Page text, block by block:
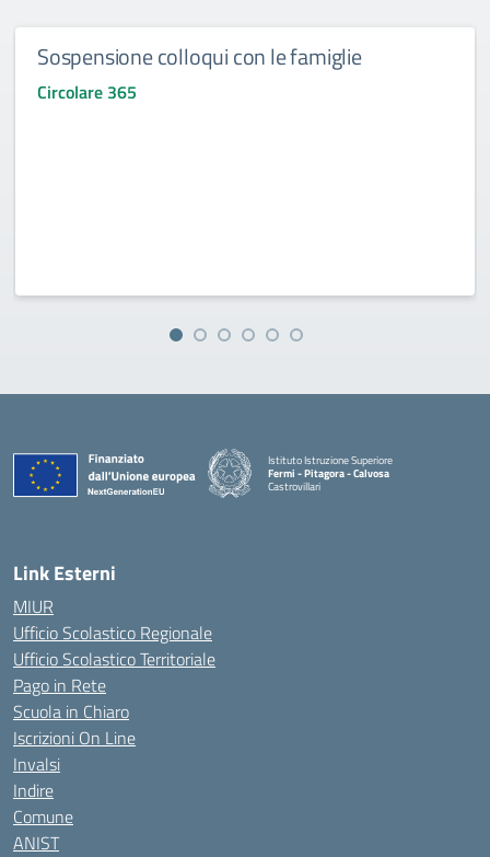
Sospensione colloqui con le famiglie
Circolare 365
Istituto Istruzione Superiore
Fermi - Pitagora - Calvosa
Castrovillari
Link Esterni
MIUR
Ufficio Scolastico Regionale
Ufficio Scolastico Territoriale
Pago in Rete
Scuola in Chiaro
Iscrizioni On Line
Invalsi
Indire
Comune
ANIST